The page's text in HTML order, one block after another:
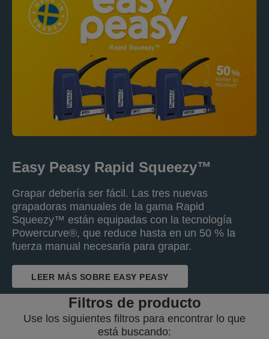
Easy Peasy Rapid Squeezy™
Grapar debería ser fácil. Las tres nuevas
grapadoras manuales de la gama Rapid
Squeezy™ están equipadas con la tecnología
Powercurve®, que reduce hasta en un 50 % la
fuerza manual necesaria para grapar.
LEER MÁS SOBRE EASY PEASY
Filtros de producto
Use los siguientes filtros para encontrar lo que
está buscando: